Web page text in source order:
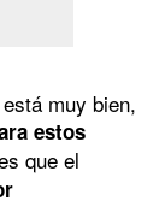
muy bien,
estos
que el